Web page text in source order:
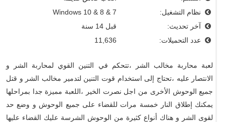
نظام التشغيل:
Windows 10 & 8 & 7
آخر تحديث:
قبل 14 سنة
عدد التحميلات:
11,636
لعبة محاربة مخالب الشر ،تتحكم في التنين القوي لمحاربة الشر و
الانتصار عليه ،تحتاج إلى استخدام قوت التنين لتدمير مخالب الشر و قتل
جميع الوحوش الأخرى من اجل نصرت الخير ،اللعبة مميزة جدا بمراحلها
يمكنك إطلاق النار خمسة مرات للقضاء على جميع الوحوش و وضع حد
لقوى الشر و هناك أنواع كثيرة من الوحوش الشرسة عليك القضاء عليها